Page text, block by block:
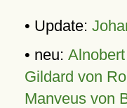
• Update:
• neu:
Gildard von
Manveus von